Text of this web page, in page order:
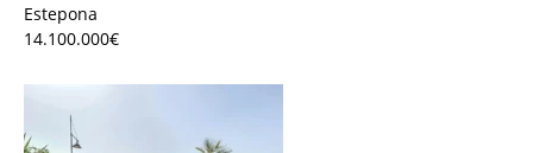
Estepona
14.100.000€